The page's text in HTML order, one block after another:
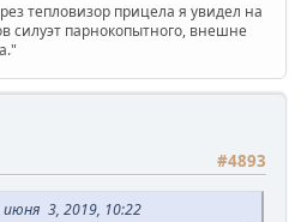
тепловизор прицела я увидел на
силуэт парнокопытного, внешне
#4893
3, 2019, 10:22